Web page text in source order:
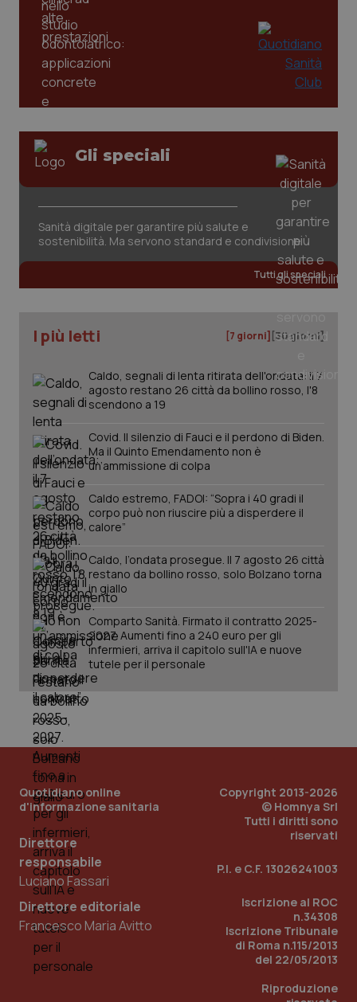
Gli speciali
Sanità digitale per garantire più salute e
sostenibilità. Ma servono standard e condivisione
Tutti gli speciali
I più letti [7 giorni] [30 giorni]
Caldo, segnali di lenta ritirata dell'ondata: il 7
agosto restano 26 città da bollino rosso, l'8
scendono a 19
Covid. Il silenzio di Fauci e il perdono di Biden.
Ma il Quinto Emendamento non è
un’ammissione di colpa
Caldo estremo, FADOI: “Sopra i 40 gradi il
corpo può non riuscire più a disperdere il
calore”
Caldo, l’ondata prosegue. Il 7 agosto 26 città
restano da bollino rosso, solo Bolzano torna
in giallo
Comparto Sanità. Firmato il contratto 2025-
2027. Aumenti fino a 240 euro per gli
infermieri, arriva il capitolo sull'IA e nuove
tutele per il personale
Quotidiano online
d'informazione sanitaria
Direttore
responsabile
Luciano Fassari
Direttore editoriale
Francesco Maria Avitto
Copyright 2013-2026
© Homnya Srl
Tutti i diritti sono
riservati
P.I. e C.F. 13026241003
Iscrizione al ROC
n.34308
Iscrizione Tribunale
di Roma n.115/2013
del 22/05/2013
Riproduzione
tracking-sites-ironfish-
www.quotidianosanita.it
_ga
.quotidianosanita.it
PHPSESSID
PHP.net
www.quotidianosanita.it
_ga_KM60CM4NPH